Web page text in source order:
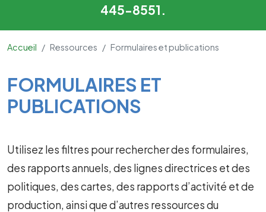
445-8551.
Accueil Ressources Formulaires et publications
Main Content
FORMULAIRES ET
PUBLICATIONS
Utilisez les filtres pour rechercher des formulaires,
des rapports annuels, des lignes directrices et des
politiques, des cartes, des rapports d’activité et de
production, ainsi que d’autres ressources du